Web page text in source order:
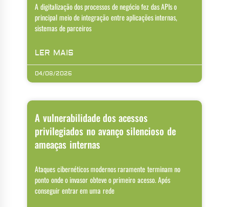
A digitalização dos processos de negócio fez das APIs o
principal meio de integração entre aplicações internas,
sistemas de parceiros
LER MAIS
04/08/2026
A vulnerabilidade dos acessos
privilegiados no avanço silencioso de
ameaças internas
Ataques cibernéticos modernos raramente terminam no
ponto onde o invasor obteve o primeiro acesso. Após
conseguir entrar em uma rede